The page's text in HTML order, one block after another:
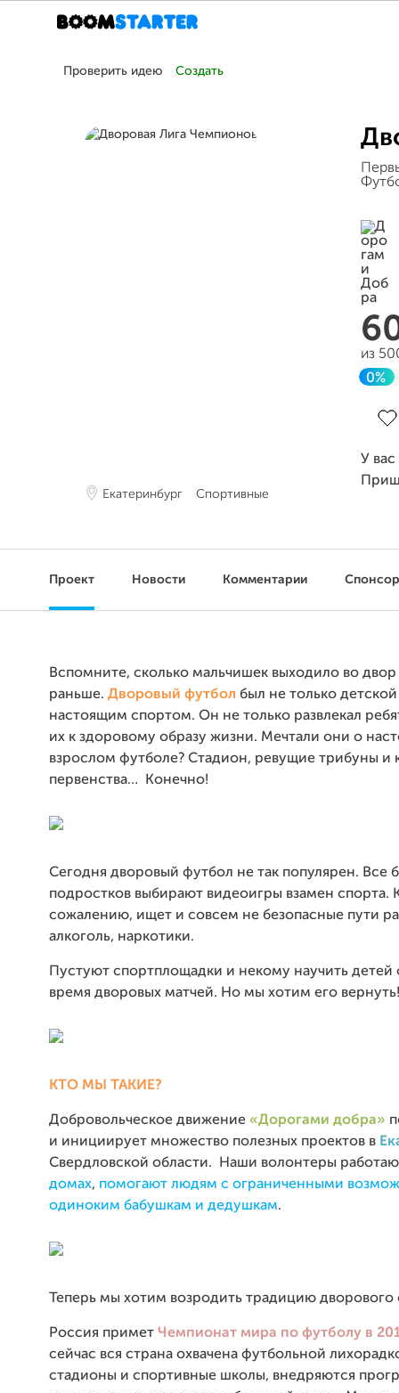
Проверить идею Создать
Екатеринбург Спортивные
из
0%
У
Проект Новости Комментарии
Вспомните, сколько мальчишек выходило во двор
раньше. Дворовый футбол был не только
настоящим спортом. Он не только развлекал
их к здоровому образу жизни. Мечтали они о
взрослом футболе? Стадион, ревущие трибуны и
первенства… Конечно!
Сегодня дворовый футбол не так популярен. Все
подростков выбирают видеоигры взамен спорта.
сожалению, ищет и совсем не безопасные пути
алкоголь, наркотики.
Пустуют спортплощадки и некому научить
время дворовых матчей. Но мы хотим его вернуть!
КТО МЫ ТАКИЕ?
Добровольческое движение «Дорогами добра»
и инициирует множество полезных проектов в
Свердловской области. Наши волонтеры
домах, помогают людям с ограниченными
одиноким бабушкам и дедушкам.
Теперь мы хотим возродить традицию дворового
Россия примет Чемпионат мира по футболу в
сейчас вся страна охвачена футбольной
стадионы и спортивные школы, внедряются